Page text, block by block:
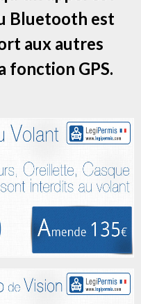
Bluetooth est
aux autres
fonction GPS.